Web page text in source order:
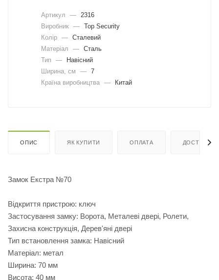
Артикул —
2316
Виробник — Top Security
Колір — Сталевий
Матеріал
— Сталь
Тип
—
Навісний
Ширина, cм
— 7
Країна виробництва — Китай
ОПИС ЯК КУПИТИ ОПЛАТА ДОСТАВКА
Замок Екстра №70
Відкриття пристрою: ключ
Застосування замку: Ворота, Металеві двері, Ролети,
Захисна конструкція, Дерев'яні двері
Тип встановлення замка: Навісний
Матеріал: метал
Ширина: 70 мм
Висота: 40 мм